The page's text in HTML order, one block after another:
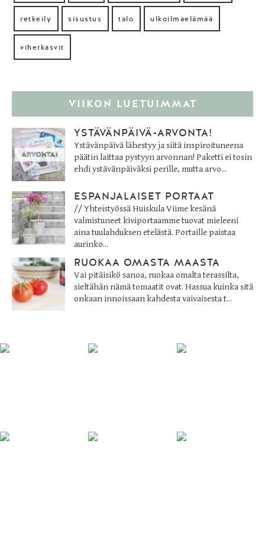
retkeily sisustus talo ulkoilmaelämää
viherkasvit
VIIKON LUETUIMMAT
YSTÄVÄNPÄIVÄ-ARVONTA!
Ystävänpäivä lähestyy ja siitä inspiroituneena
päätin laittaa pystyyn arvonnan! Paketti ei tosin
ehdi ystävänpäiväksi perille, mutta arvo...
ESPANJALAISET PORTAAT
// Yhteistyössä Huiskula Viime kesänä
valmistuneet kiviportaamme tuovat mieleeni
aina tuulahduksen etelästä. Portaille paistaa
aurinko...
RUOKAA OMASTA MAASTA
Vai pitäisikö sanoa, ruokaa omalta terassilta,
sieltähän nämä tomaatit ovat. Hassua kuinka sitä
onkaan innoissaan kahdesta vaivaisesta t...